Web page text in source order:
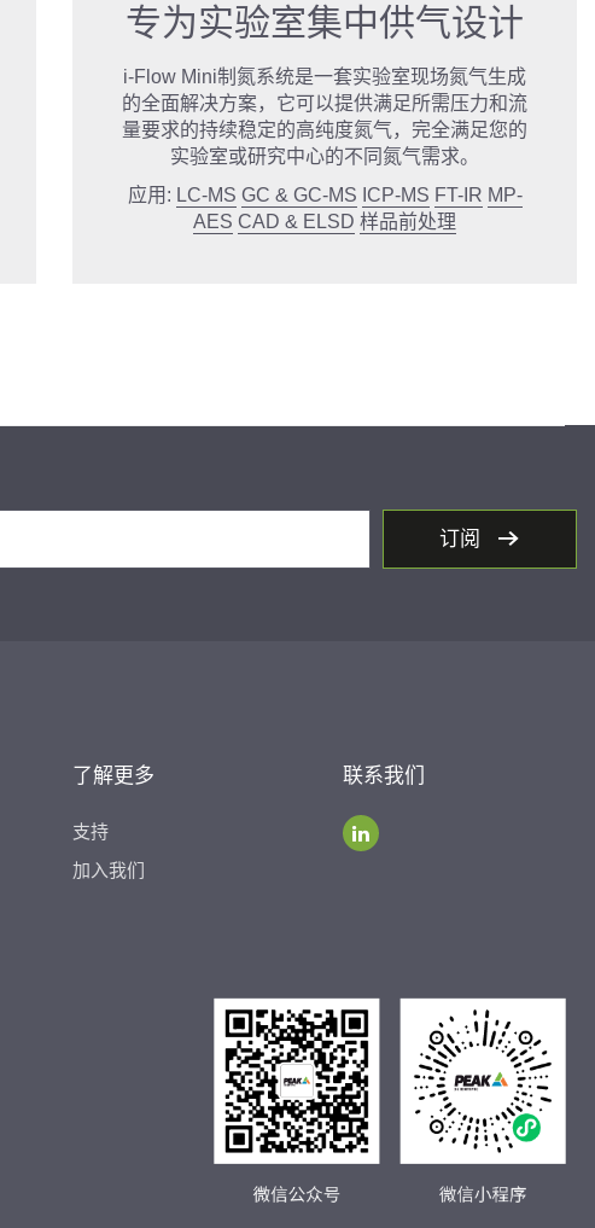
专为实验室集中供气设计
i-Flow Mini制氮系统是一套实验室现场氮气生成
的全面解决方案，它可以提供满足所需压力和流
量要求的持续稳定的高纯度氮气，完全满足您的
实验室或研究中心的不同氮气需求。
应用: LC-MS GC & GC-MS ICP-MS FT-IR MP-
AES CAD & ELSD 样品前处理
订阅
了解更多
支持
加入我们
联系我们